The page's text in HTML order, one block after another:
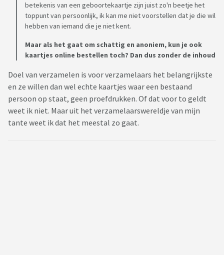
betekenis van een geboortekaartje zijn juist zo'n beetje het
toppunt van persoonlijk, ik kan me niet voorstellen dat je die wil
hebben van iemand die je niet kent.
Maar als het gaat om schattig en anoniem, kun je ook
kaartjes online bestellen toch? Dan dus zonder de inhoud
Doel van verzamelen is voor verzamelaars het belangrijkste
en ze willen dan wel echte kaartjes waar een bestaand
persoon op staat, geen proefdrukken. Of dat voor to geldt
weet ik niet. Maar uit het verzamelaarswereldje van mijn
tante weet ik dat het meestal zo gaat.